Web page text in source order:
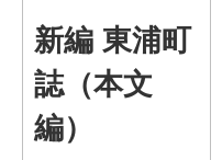
新編 東浦町
誌（本文
編）